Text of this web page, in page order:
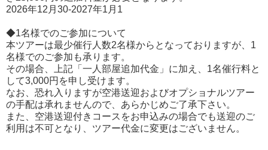
2026年12月30-2027年1月1
◆1名様でのご参加について
本ツアーは最少催行人数2名様からとなっておりますが、1
名様でのご参加も承ります。
その場合、上記「一人部屋追加代金」に加え、1名催行料と
して3,000円を申し受けます。
なお、恐れ入りますが空港送迎およびオプショナルツアー
の手配は承れませんので、あらかじめご了承下さい。
また、空港送迎付きコースをお申込みの場合でも送迎のご
利用は不可となり、ツアー代金に変更はございません。